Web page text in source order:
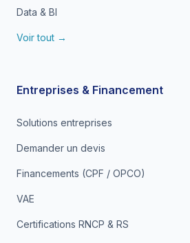
Data & BI
Voir tout →
Entreprises & Financement
Solutions entreprises
Demander un devis
Financements (CPF / OPCO)
VAE
Certifications RNCP & RS